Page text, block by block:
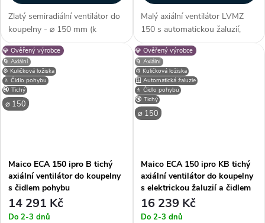
Zlatý semiradiální ventilátor do
koupelny - ⌀ 150 mm (k
potrubí), barva zlatá, elegantní
design, 3 roky záruka,
automatická zpětná klapka,
vyměnitelný kryt, voděodolnost
o IP...
Malý axiální ventilátor LVMZ
150 s automatickou žaluzií,
časovým doběhem a senzorem
pohybuurčený k odvětrávání
koupelen, toalet, kuchyní a
dalších obytných prostor.
Používá...
⚙️ Kuličková ložiska
🚶 Čidlo pohybu
🔇 Tichý
⌀ 150
💎 Ověřený výrobce
🌀 Axiální
Maico ECA 150 ipro B tichý
axiální ventilátor do koupelny
s čidlem pohybu
14 291 Kč
Do 2-3 dnů
⚙️ Kuličková ložiska
🪟 Automatická žaluzie
🚶 Čidlo pohybu
🔇 Tichý
⌀ 150
💎 Ověřený výrobce
🌀 Axiální
Maico ECA 150 ipro KB tichý
axiální ventilátor do koupelny
s elektrickou žaluzií a čidlem
pohybu
16 239 Kč
Do 2-3 dnů